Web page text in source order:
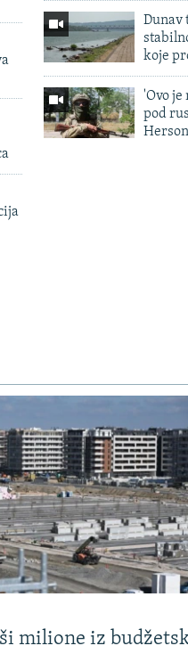
Dunav
koje
'Ovo je
pod
milione iz